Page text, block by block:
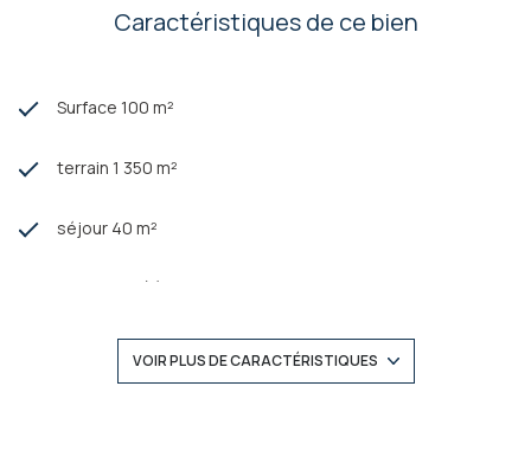
Caractéristiques de ce bien
Surface 100 m²
terrain 1 350 m²
séjour 40 m²
2 chambre(s)
VOIR PLUS DE CARACTÉRISTIQUES